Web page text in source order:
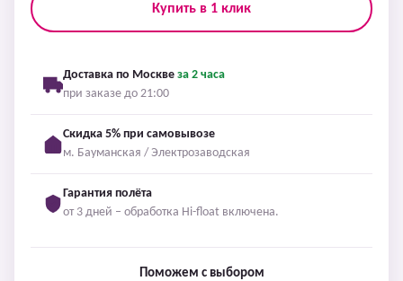
Купить в 1 клик
Доставка по Москве за 2 часа
при заказе до 21:00
Скидка 5% при самовывозе
м. Бауманская / Электрозаводская
Гарантия полёта
от 3 дней – обработка Hi-float включена.
Поможем с выбором